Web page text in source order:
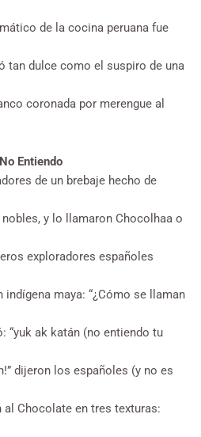
de la cocina peruana fue
tan dulce como el suspiro de una
coronada por merengue al
Entiendo
de un brebaje hecho de
y lo llamaron Chocolhaa o
exploradores españoles
indígena maya: “¿Cómo se llaman
“yuk ak katán (no entiendo tu
dijeron los españoles (y no es
al Chocolate en tres texturas: